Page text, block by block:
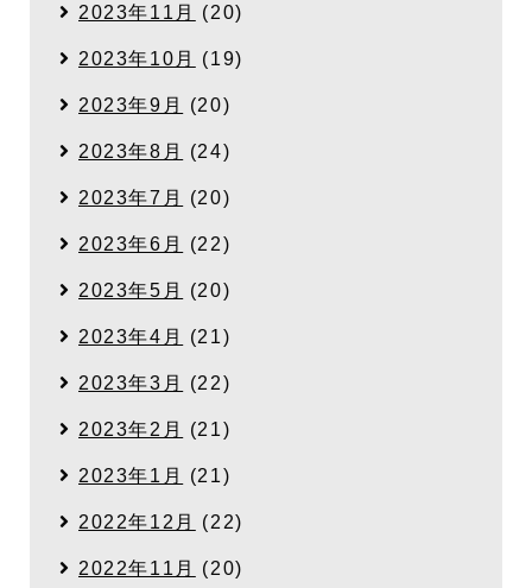
2023年11月 (20)
2023年10月 (19)
2023年9月 (20)
2023年8月 (24)
2023年7月 (20)
2023年6月 (22)
2023年5月 (20)
2023年4月 (21)
2023年3月 (22)
2023年2月 (21)
2023年1月 (21)
2022年12月 (22)
2022年11月 (20)